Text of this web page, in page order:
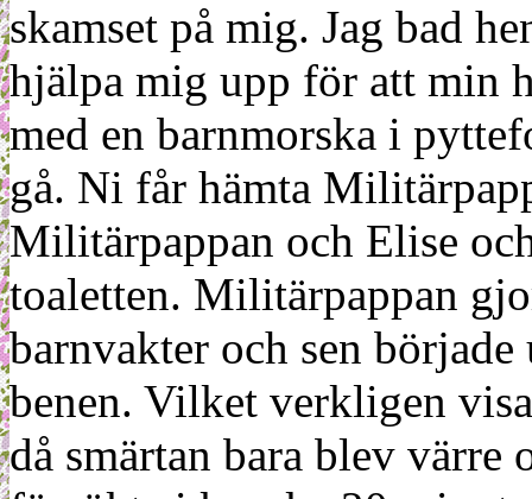
skamset på mig. Jag bad
hjälpa mig upp för att min
med en barnmorska i
gå. Ni får hämta
Militärpappan och Elise
toaletten. Militärpappan
barnvakter och sen
benen. Vilket verkligen
då smärtan bara blev